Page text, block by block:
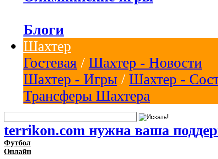
Блоги
Шахтер
Гостевая / Шахтер - Новости
Шахтер - Игры / Шахтер -
Трансферы Шахтера
terrikon.com нужна ваша
Футбол
Онлайн